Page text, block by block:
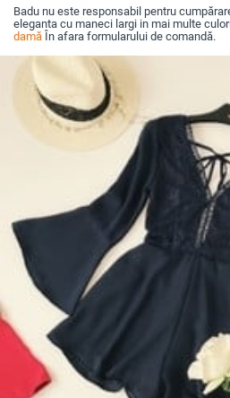
Badu nu este responsabil pentru
eleganta cu maneci largi in mai multe
damă În afara formularului de comandă.